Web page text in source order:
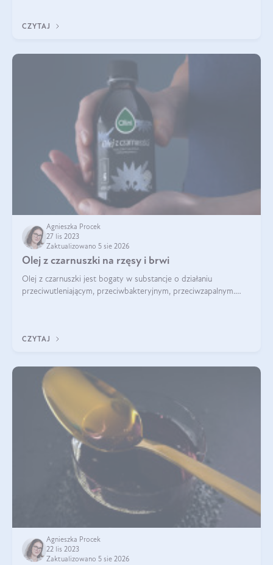
CZYTAJ
Agnieszka Procek
27 lis 2023
Zaktualizowano 5 sie 2026
Olej z czarnuszki na rzęsy i brwi
Olej z czarnuszki jest bogaty w substancje o działaniu
przeciwutleniającym, przeciwbakteryjnym, przeciwzapalnym.
CZYTAJ
Agnieszka Procek
22 lis 2023
Zaktualizowano 5 sie 2026